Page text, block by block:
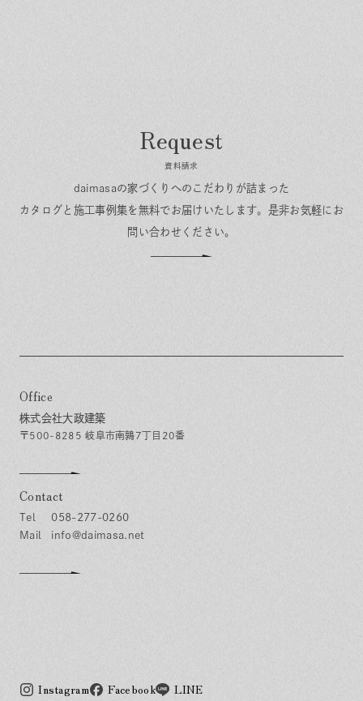
資料請求
daimasaの家づくりへのこだわりが詰まった
カタログと施工事例集を無料でお届けいたします。 是非お気軽にお
問い合わせください。
Office
株式会社大政建築
〒500-8285 岐阜市南鶉7丁目20番
Contact
058-277-0260
info@daimasa.net
Instagram Facebook LINE